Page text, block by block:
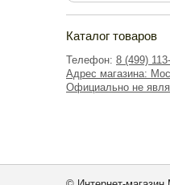
Каталог товаров
Телефон: 8 (499)
Адрес магазина:
Официально не